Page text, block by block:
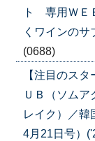
ト 専用ＷＥ
くワインの
(0688)
【注目のス
ＵＢ（ソム
レイク）／韓
4月21日号）